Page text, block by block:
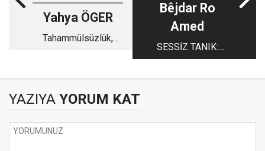
Yahya ÖGER
Tahammülsüzlük,
Bêjdar Ro
Amed
SESSİZ TANIK:
ZİHİNSEL ÖZGÜRLÜK
YAZIYA YORUM KAT